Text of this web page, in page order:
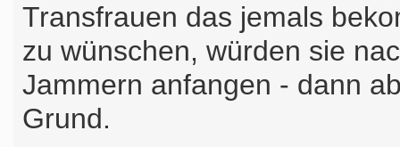
Transfrauen das jemals
zu wünschen, würden sie
Jammern anfangen - dann
Grund.